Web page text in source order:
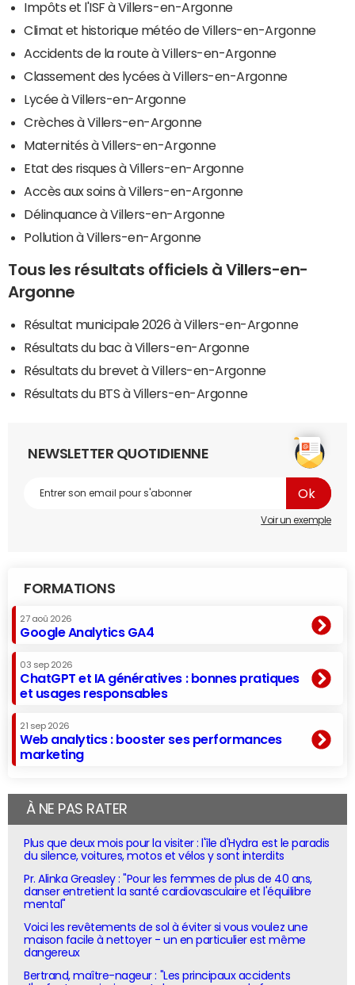
Impôts et l'ISF à Villers-en-Argonne
Climat et historique météo de Villers-en-Argonne
Accidents de la route à Villers-en-Argonne
Classement des lycées à Villers-en-Argonne
Lycée à Villers-en-Argonne
Crèches à Villers-en-Argonne
Maternités à Villers-en-Argonne
Etat des risques à Villers-en-Argonne
Accès aux soins à Villers-en-Argonne
Délinquance à Villers-en-Argonne
Pollution à Villers-en-Argonne
Tous les résultats officiels à Villers-en-
Argonne
Résultat municipale 2026 à Villers-en-Argonne
Résultats du bac à Villers-en-Argonne
Résultats du brevet à Villers-en-Argonne
Résultats du BTS à Villers-en-Argonne
NEWSLETTER QUOTIDIENNE
Voir un exemple
FORMATIONS
27 aoû 2026
Google Analytics GA4
03 sep 2026
ChatGPT et IA génératives : bonnes pratiques
et usages responsables
21 sep 2026
Web analytics : booster ses performances
marketing
À NE PAS RATER
Plus que deux mois pour la visiter : l'île d'Hydra est le paradis
du silence, voitures, motos et vélos y sont interdits
Pr. Alinka Greasley : "Pour les femmes de plus de 40 ans,
danser entretient la santé cardiovasculaire et l'équilibre
mental"
Voici les revêtements de sol à éviter si vous voulez une
maison facile à nettoyer - un en particulier est même
dangereux
Bertrand, maître-nageur : "Les principaux accidents